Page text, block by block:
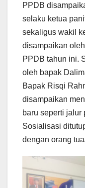
PPDB
selaku ketua
sekaligus wakil
disampaikan
PPDB tahun ini.
oleh bapak
Bapak Risqi
disampaikan
baru seperti jalur
Sosialisasi
dengan orang